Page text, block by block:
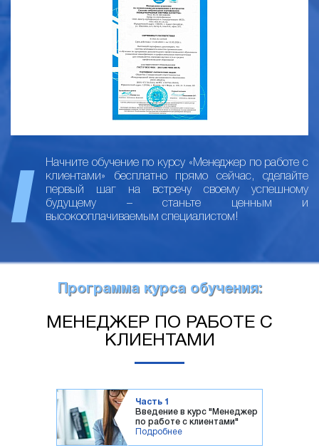
Начните обучение по курсу «Менеджер по работе с
клиентами» бесплатно прямо сейчас, сделайте
первый шаг на встречу своему успешному
будущему – станьте ценным и
высокооплачиваемым специалистом!
Программа курса обучения:
МЕНЕДЖЕР ПО РАБОТЕ С
КЛИЕНТАМИ
Часть 1
Введение в курс "Менеджер
по работе с клиентами"
Подробнее